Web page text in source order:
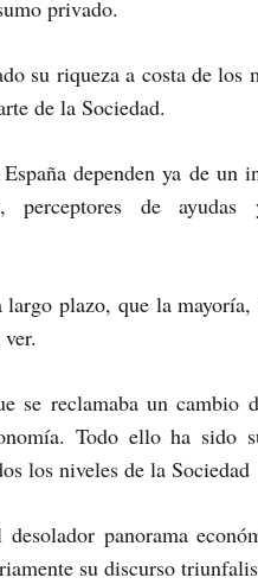
privado.
su riqueza a costa de los
de la Sociedad.
dependen ya de un
perceptores de
plazo, que la
se reclamaba un cambio
Todo ello ha sido
los niveles de la Sociedad
panorama
su discurso